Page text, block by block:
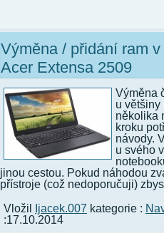
Výměna / přidání ram
Acer Extensa 2509
Výměna
u většiny
několika
kroku
návody.
u svého
jinou cestou. Pokud náhodou
přístroje (což nedoporučuji)
Vložil
Ijacek.007 kategorie :
:17.10.2014